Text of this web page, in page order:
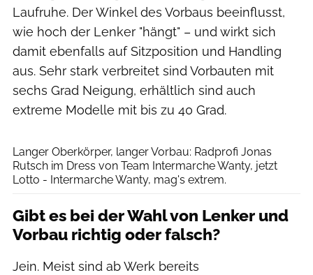
Laufruhe. Der Winkel des Vorbaus beeinflusst,
wie hoch der Lenker "hängt" – und wirkt sich
damit ebenfalls auf Sitzposition und Handling
aus. Sehr stark verbreitet sind Vorbauten mit
sechs Grad Neigung, erhältlich sind auch
extreme Modelle mit bis zu 40 Grad.
Langer Oberkörper, langer Vorbau: Radprofi Jonas
Rutsch im Dress von Team Intermarche Wanty, jetzt
Lotto - Intermarche Wanty, mag's extrem.
Gibt es bei der Wahl von Lenker und
Vorbau richtig oder falsch?
Jein. Meist sind ab Werk bereits